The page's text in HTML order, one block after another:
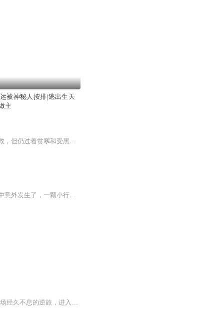
被神秘人按排|逃出生天
主
故事描写了邱小莉幼年时代，代人受过两次被拐骗的全过程。在安徽砀山虽被邱志中一家相救，但仍过着贫寒和受黑恶小人物凌辱的生活。为了自己的理。想，她不屈地与自己的命运抗争。成人后她独自返乡寻找生母，在寻母中结识了同在一起寻找奶娘的张思群，他们...
我和爱玛租赁了一艘小飞船在外太空度蜜月，这是一艘老式的动力飞船，当我们在返回的途中意外发生了，一颗小行星马上就要撞击地球了....
更新时间：两天一更新 内容推荐：高考后的林妙妙和钱三一会有怎样的爱情故事？青春是一场经久不息的逆旅，进入了大学校园的林妙妙如鱼得水，活成了自己渴望的样子。而她的变化也终于让钱三一意识到赤果果的危机感，追妻之路道阻且长！ 作者简介：左达承鸣 漫画编剧 新生代作家 制作录播宫忘川 业余主播